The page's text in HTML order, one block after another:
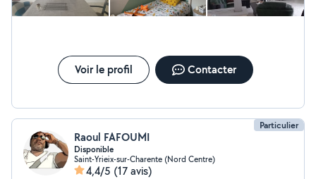
Voir le profil Contacter
Particulier
Raoul FAFOUMI
Disponible
Saint-Yrieix-sur-Charente (Nord Centre)
4,4/5 (17 avis)